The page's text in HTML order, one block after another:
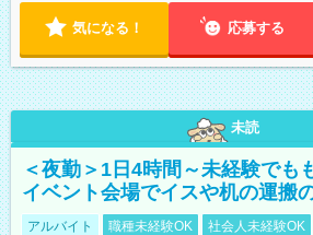
気になる！ 応募する
未読
＜夜勤＞1日4時間～未経験でも
イベント会場でイスや机の運搬
アルバイト 職種未経験OK 社会人未経験OK